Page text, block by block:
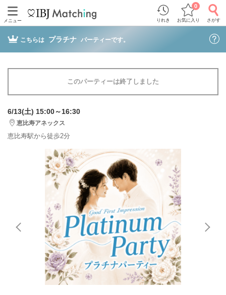
メニュー りれき お気に入り
0
さがす
こちらは プラチナ パーティーです。
このパーティーは終了しました
6/13(土) 15:00～16:30
恵比寿アネックス
恵比寿駅から徒歩2分